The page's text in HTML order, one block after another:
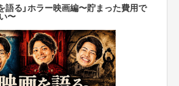
語る」ホラー映画編〜貯まった費用で
〜